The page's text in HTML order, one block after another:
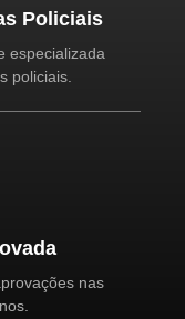
Policiais
especializada
policiais.
nas